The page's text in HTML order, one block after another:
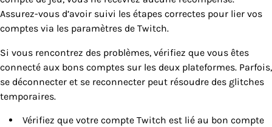
Assurez-vous d’avoir suivi les étapes correctes pour lier vos
comptes via les paramètres de Twitch.
Si vous rencontrez des problèmes, vérifiez que vous êtes
connecté aux bons comptes sur les deux plateformes. Parfois,
se déconnecter et se reconnecter peut résoudre des glitches
temporaires.
Vérifiez que votre compte Twitch est lié au bon compte